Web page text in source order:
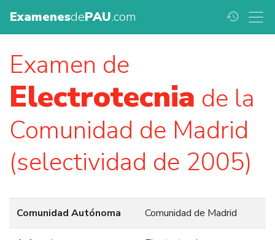
ExamenesdePAU.com history
Examen de
Electrotecnia de la
Comunidad de Madrid
(selectividad de 2005)
Comunidad Autónoma Comunidad de Madrid